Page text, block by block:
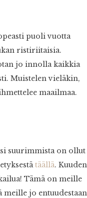
puoli vuotta
ristiriitaisia.
jo innolla kaikkia
Muistelen vieläkin,
maailmaa.
suurimmista on ollut
täällä. Kuuden
Tämä on meille
meille jo entuudestaan